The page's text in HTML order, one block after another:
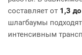
составляет от 1,3
шлагбаумы
интенсивным